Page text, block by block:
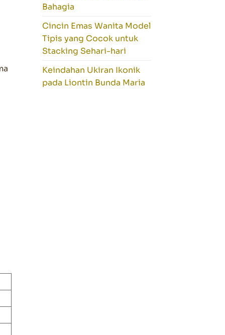
Bahagia
Cincin Emas Wanita Model
Tipis yang Cocok untuk
Stacking Sehari-hari
Keindahan Ukiran Ikonik
pada Liontin Bunda Maria